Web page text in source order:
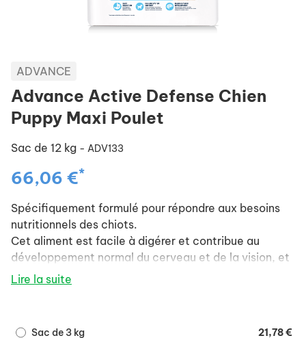
ADVANCE
Advance Active Defense Chien
Puppy Maxi Poulet
Sac de 12 kg - ADV133
66,06 €*
Spécifiquement formulé pour répondre aux besoins
nutritionnels des chiots.
Cet aliment est facile à digérer et contribue au
développement normal du cerveau et de la vision, et
à la croissance optimale des os grâce aux acides
Lire la suite
Sac de 3 kg 21,78 €